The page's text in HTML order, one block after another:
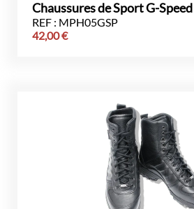
Chaussures de Sport G-Speed
REF : MPH05GSP
42,00€